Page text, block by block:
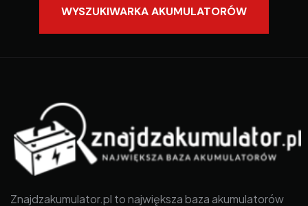
WYSZUKIWARKA AKUMULATORÓW
Znajdzakumulator.pl to największa baza akumulatorów